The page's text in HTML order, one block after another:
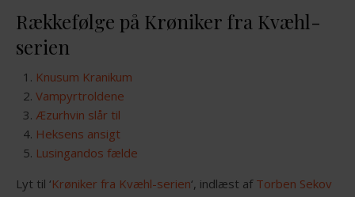
Rækkefølge på Krøniker fra Kvæhl-
serien
Knusum Kranikum
Vampyrtroldene
Æzurhvin slår til
Heksens ansigt
Lusingandos fælde
Lyt til ‘Krøniker fra Kvæhl-serien‘, indlæst af Torben Sekov